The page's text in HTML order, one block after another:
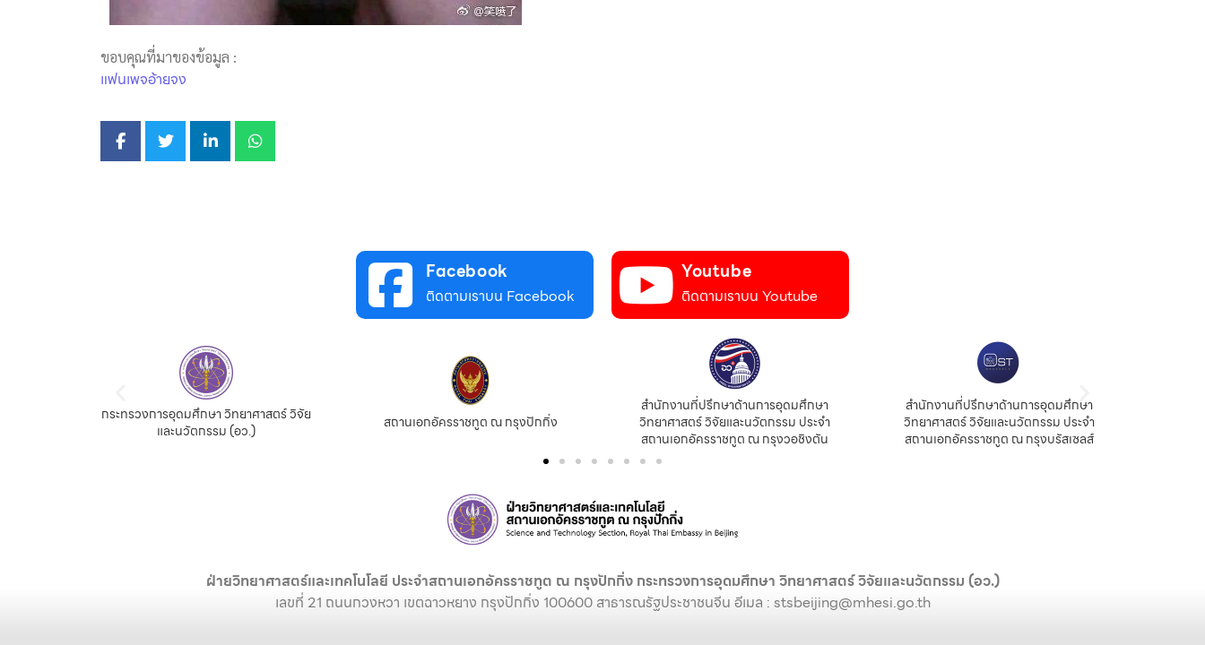
ขอบคุณที่มาของข้อมูล :
แฟนเพจอ้ายจง
Facebook
ติดตามเราบน Facebook
Youtube
ติดตามเราบน Youtube
กระทรวงการอุดมศึกษา วิทยาศาสตร์ วิจัย
สถานเอกอัครราชทูต ณ กรุงปักกิ่ง
สำนักงานที่ปรึกษาด้านการอุดมศึกษา
วิทยาศาสตร์ วิจัยและนวัตกรรม ประจำ
สถานเอกอัครราชทูต ณ กรุงวอชิงตัน
สำนักงานที่ปรึกษาด้านการอุดมศึกษา
วิทยาศาสตร์ วิจัยและนวัตกรรม ประจำ
สถานเอกอัครราชทูต ณ กรุงบรัสเซลส์
สำนักงานนวัตกรรมและ
สถาบันบัณทิตวิทยาศ
ฝ่ายวิทยาศาสตร์และเทคโนโลยี ประจำสถานเอกอัครราชทูต ณ กรุงปักกิ่ง กระทรวงการอุดมศึกษา วิทยาศาสตร์ วิจัยและนวัตกรรม (อว.)
เลขที่ 21 ถนนกวงหวา เขตฉาวหยาง กรุงปักกิ่ง 100600 สาธารณรัฐประชาชนจีน อีเมล : stsbeijing@mhesi.go.th